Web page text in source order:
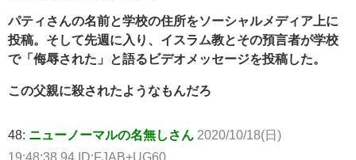
パティさんの名前と学校の住所をソーシャルメディア上に
投稿。そして先週に入り、イスラム教とその預言者が学校
で「侮辱された」と語るビデオメッセージを投稿した。
この父親に殺されたようなもんだろ
48: ニューノーマルの名無しさん 2020/10/18(日)
19:48:38.94 ID:FJAB+UG60